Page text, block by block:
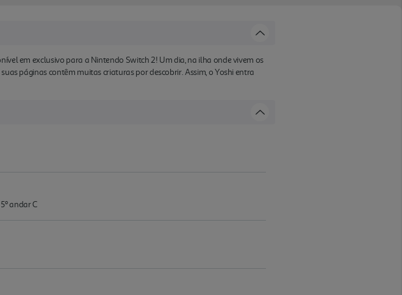
em exclusivo para a Nintendo Switch 2! Um dia, na ilha onde vivem os
páginas contêm muitas criaturas por descobrir. Assim, o Yoshi entra
andar C